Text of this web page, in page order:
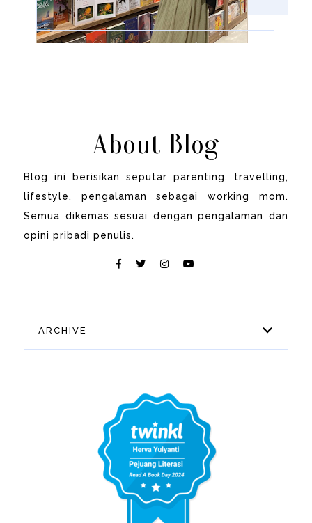
About Blog
Blog ini berisikan seputar parenting, travelling,
lifestyle, pengalaman sebagai working mom.
Semua dikemas sesuai dengan pengalaman dan
opini pribadi penulis.
ARCHIVE